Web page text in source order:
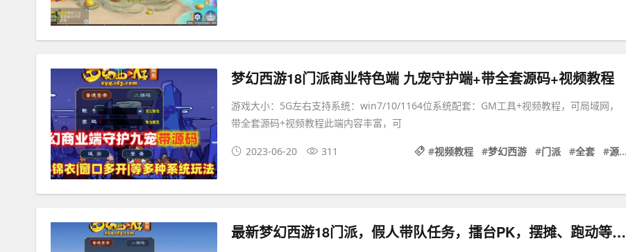
梦幻西游18门派商业特色端 九宠守护端+带全套源码+视频教程
游戏大小：5G左右支持系统：win7/10/1164位系统配套：GM工具+视频教程，可局域网，
带全套源码+视频教程此端内容丰富，可
2023-06-20 311 #视频教程 #梦幻西游 #门派 #全套 #源码
最新梦幻西游18门派，假人带队任务，擂台PK，摆摊、跑动等，可局域网外网